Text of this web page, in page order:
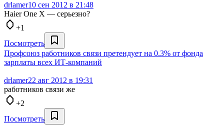
drlamer10 сен 2012 в 21:48
Haier One X — серьезно?
+1
Посмотреть
Профсоюз работников связи претендует на 0.3% от фонда
зарплаты всех ИТ-компаний
drlamer22 авг 2012 в 19:31
работников связи же
+2
Посмотреть